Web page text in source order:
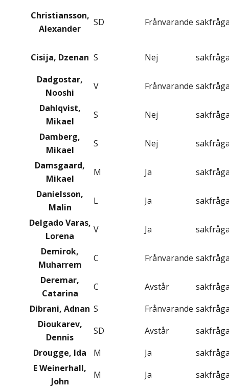
Christiansson,
Alexander
SD Frånvarande
Cisija, Dzenan S Nej
Dadgostar,
Nooshi
V Frånvarande
Dahlqvist,
Mikael
S Nej
Damberg,
Mikael
S Nej
Damsgaard,
Mikael
M Ja
Danielsson,
Malin
L Ja
Delgado Varas,
Lorena
V Ja
Demirok,
Muharrem
C Frånvarande
Deremar,
Catarina
C Avstår
Dibrani, Adnan S Frånvarande
Dioukarev,
Dennis
SD Avstår
Drougge, Ida
M Ja
E Weinerhall,
John
M Ja